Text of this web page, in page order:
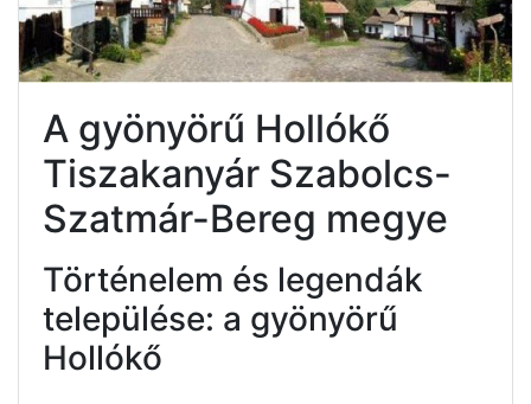
A gyönyörű Hollókő
Tiszakanyár Szabolcs-
Szatmár-Bereg megye
Történelem és legendák
települése: a gyönyörű
Hollókő